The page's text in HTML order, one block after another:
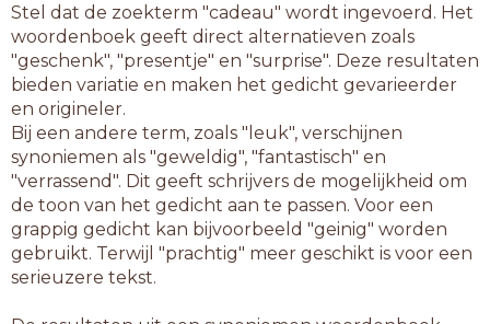
Stel dat de zoekterm "cadeau" wordt ingevoerd. Het
woordenboek geeft direct alternatieven zoals
"geschenk", "presentje" en "surprise". Deze resultaten
bieden variatie en maken het gedicht gevarieerder
en origineler.
Bij een andere term, zoals "leuk", verschijnen
synoniemen als "geweldig", "fantastisch" en
"verrassend". Dit geeft schrijvers de mogelijkheid om
de toon van het gedicht aan te passen. Voor een
grappig gedicht kan bijvoorbeeld "geinig" worden
gebruikt. Terwijl "prachtig" meer geschikt is voor een
serieuzere tekst.